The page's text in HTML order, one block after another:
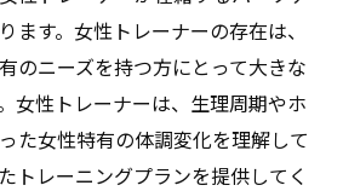
ます。女性トレーナーの存在は、
のニーズを持つ方にとって大きな
女性トレーナーは、生理周期やホ
た女性特有の体調変化を理解して
トレーニングプランを提供してく